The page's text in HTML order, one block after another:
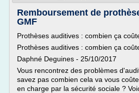
Remboursement de
GMF
Prothèses auditives : combien ça
Prothèses auditives : combien ça
Daphné Deguines - 25/10/2017
Vous rencontrez des problèmes
savez pas combien cela va vous
en charge par la sécurité sociale ?